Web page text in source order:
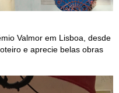
Valmor em Lisboa, desde
e aprecie belas obras